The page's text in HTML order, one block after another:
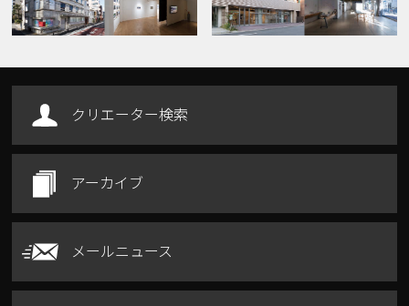
クリエーター検索
アーカイブ
メールニュース